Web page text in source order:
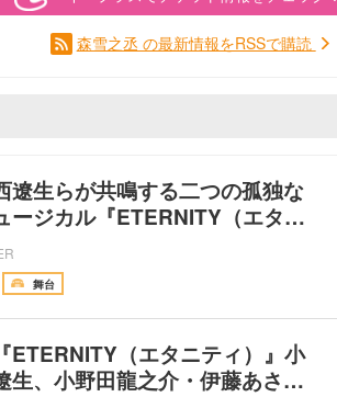
森雪之丞 の最新情報をRSSで購読
遼生らが共鳴する二つの孤独な
ジカル『ETERNITY（エタ…
舞台
ETERNITY（エタニティ）』小
生、小野田龍之介・伊藤あさ…